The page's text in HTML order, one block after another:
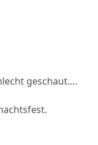
geschaut….